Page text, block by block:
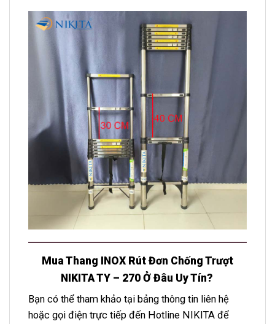
Mua Thang INOX Rút Đơn Chống Trượt
NIKITA TY – 270 Ở Đâu Uy Tín?
Bạn có thể tham khảo tại bảng thông tin liên hệ
hoặc gọi điện trực tiếp đến Hotline NIKITA để